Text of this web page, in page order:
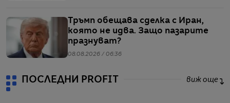
Тръмп обещава сделка с Иран,
която не идва. Защо пазарите
празнуват?
08.08.2026 / 06:36
ПОСЛЕДНИ PROFIT виж още